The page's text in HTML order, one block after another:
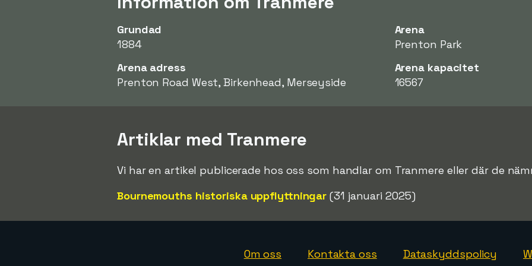
Grundad
1884
Arena
Prenton Park
Arena adress
Prenton Road West, Birkenhead, Merseyside
Arena kapacitet
16567
Artiklar med Tranmere
Vi har en artikel publicerade hos oss som handlar om Tranmere eller där de
Bournemouths historiska uppflyttningar (31 januari 2025)
Om oss Kontakta oss Dataskyddspolicy